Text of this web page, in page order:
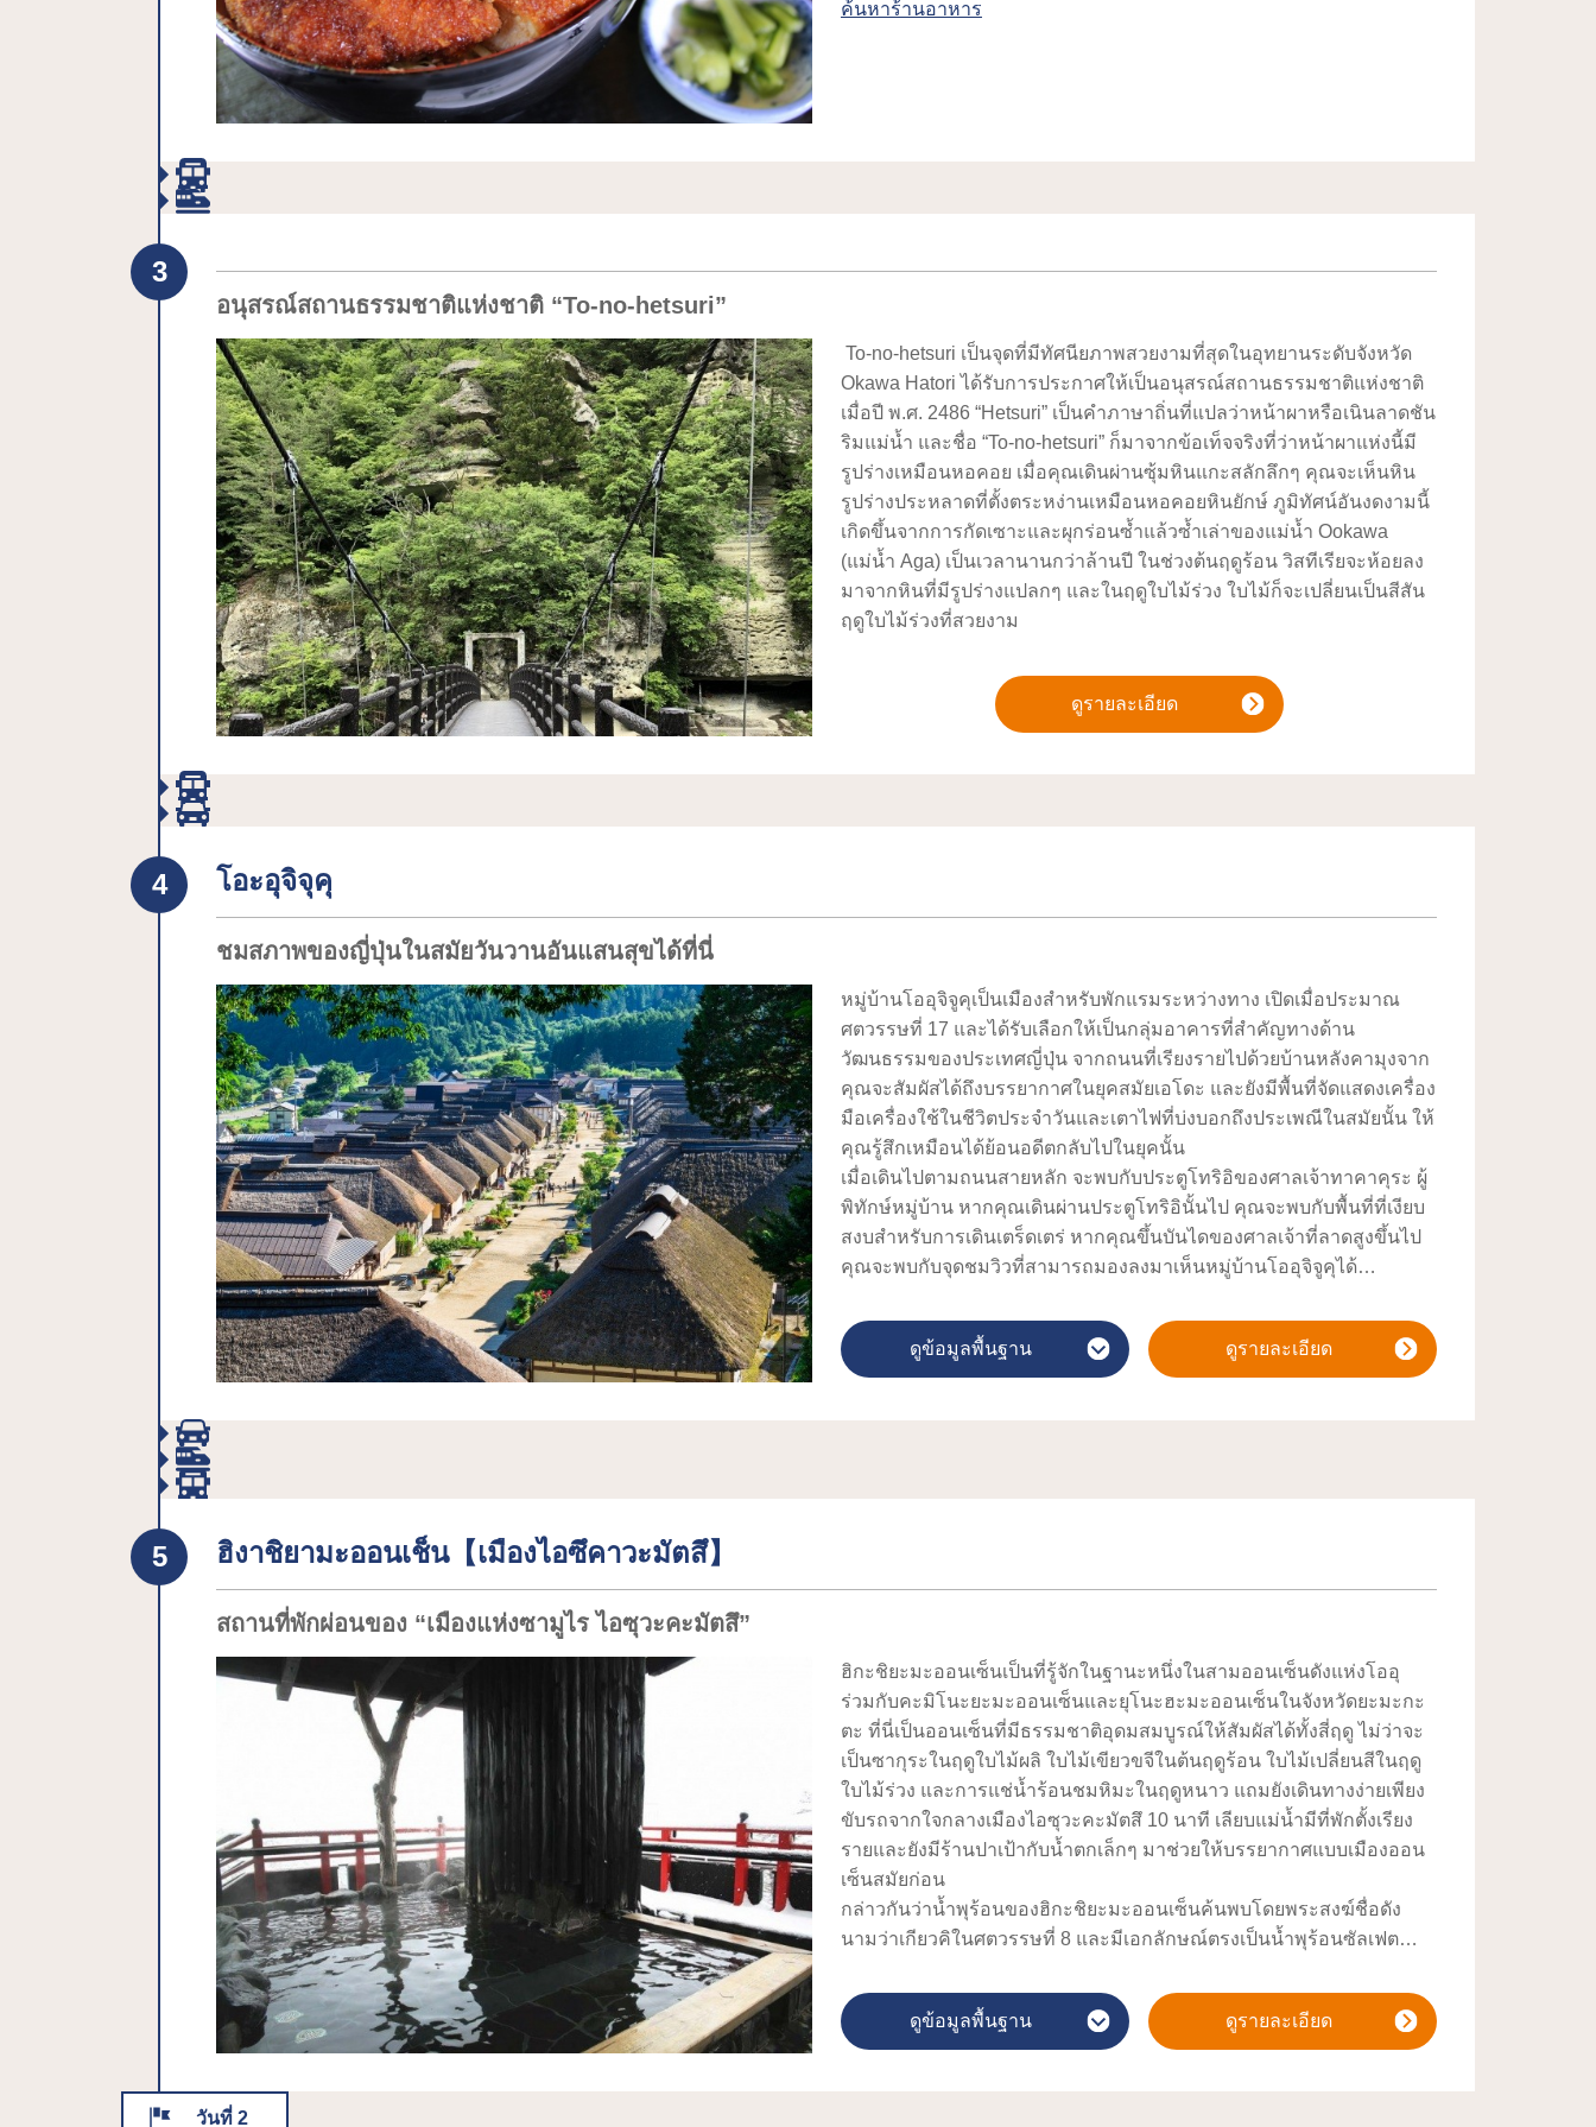
ค้นหาร้านอาหาร
อนุสรณ์สถานธรรมชาติแห่งชาติ “To-no-hetsuri”
To-no-hetsuri เป็นจุดที่มีทัศนียภาพสวยงามที่สุดในอุทยานระดับจังหวัด
Okawa Hatori ได้รับการประกาศให้เป็นอนุสรณ์สถานธรรมชาติแห่งชาติ
เมื่อปี พ.ศ. 2486 “Hetsuri” เป็นคำภาษาถิ่นที่แปลว่าหน้าผาหรือเนินลาดชัน
ริมแม่น้ำ และชื่อ “To-no-hetsuri” ก็มาจากข้อเท็จจริงที่ว่าหน้าผาแห่งนี้มี
รูปร่างเหมือนหอคอย เมื่อคุณเดินผ่านซุ้มหินแกะสลักลึกๆ คุณจะเห็นหิน
รูปร่างประหลาดที่ตั้งตระหง่านเหมือนหอคอยหินยักษ์ ภูมิทัศน์อันงดงามนี้
เกิดขึ้นจากการกัดเซาะและผุกร่อนซ้ำแล้วซ้ำเล่าของแม่น้ำ Ookawa
(แม่น้ำ Aga) เป็นเวลานานกว่าล้านปี ในช่วงต้นฤดูร้อน วิสทีเรียจะห้อยลง
มาจากหินที่มีรูปร่างแปลกๆ และในฤดูใบไม้ร่วง ใบไม้ก็จะเปลี่ยนเป็นสีสัน
ฤดูใบไม้ร่วงที่สวยงาม
ดูรายละเอียด
โอะอุจิจุคุ
ชมสภาพของญี่ปุ่นในสมัยวันวานอันแสนสุขได้ที่นี่
หมู่บ้านโออุจิจูคุเป็นเมืองสำหรับพักแรมระหว่างทาง เปิดเมื่อประมาณ
ศตวรรษที่ 17 และได้รับเลือกให้เป็นกลุ่มอาคารที่สำคัญทางด้าน
วัฒนธรรมของประเทศญี่ปุ่น จากถนนที่เรียงรายไปด้วยบ้านหลังคามุงจาก
คุณจะสัมผัสได้ถึงบรรยากาศในยุคสมัยเอโดะ และยังมีพื้นที่จัดแสดงเครื่อง
มือเครื่องใช้ในชีวิตประจำวันและเตาไฟที่บ่งบอกถึงประเพณีในสมัยนั้น ให้
คุณรู้สึกเหมือนได้ย้อนอดีตกลับไปในยุคนั้น
เมื่อเดินไปตามถนนสายหลัก จะพบกับประตูโทริอิของศาลเจ้าทาคาคุระ ผู้
พิทักษ์หมู่บ้าน หากคุณเดินผ่านประตูโทริอินั้นไป คุณจะพบกับพื้นที่ที่เงียบ
สงบสำหรับการเดินเตร็ดเตร่ หากคุณขึ้นบันไดของศาลเจ้าที่ลาดสูงขึ้นไป
คุณจะพบกับจุดชมวิวที่สามารถมองลงมาเห็นหมู่บ้านโออุจิจูคุได้
อาหารเหล่านั้นจะมูเมนู "เนงิโซบะ" ซึ่งใช้ต้นหอมญี่ปุ่นในการรับประทาน
แทนการใช้ตะเกียบ จะเป็นเมนูที่มีดีทั้งรสชาติและรูปถ่ายที่ถ่ายออกมาด้วย
ดูข้อมูลพื้นฐาน ดูรายละเอียด
ฮิงาชิยามะออนเช็น【เมืองไอซึคาวะมัตสึ】
สถานที่พักผ่อนของ “เมืองแห่งซามูไร ไอซุวะคะมัตสึ”
ฮิกะชิยะมะออนเซ็นเป็นที่รู้จักในฐานะหนึ่งในสามออนเซ็นดังแห่งโออุ
ร่วมกับคะมิโนะยะมะออนเซ็นและยุโนะฮะมะออนเซ็นในจังหวัดยะมะกะ
ตะ ที่นี่เป็นออนเซ็นที่มีธรรมชาติอุดมสมบูรณ์ให้สัมผัสได้ทั้งสี่ฤดู ไม่ว่าจะ
เป็นซากุระในฤดูใบไม้ผลิ ใบไม้เขียวขจีในต้นฤดูร้อน ใบไม้เปลี่ยนสีในฤดู
ใบไม้ร่วง และการแช่น้ำร้อนชมหิมะในฤดูหนาว แถมยังเดินทางง่ายเพียง
ขับรถจากใจกลางเมืองไอซุวะคะมัตสึ 10 นาที เลียบแม่น้ำมีที่พักตั้งเรียง
รายและยังมีร้านปาเป้ากับน้ำตกเล็กๆ มาช่วยให้บรรยากาศแบบเมืองออน
เซ็นสมัยก่อน
กล่าวกันว่าน้ำพุร้อนของฮิกะชิยะมะออนเซ็นค้นพบโดยพระสงฆ์ชื่อดัง
นามว่าเกียวคิในศตวรรษที่ 8 และมีเอกลักษณ์ตรงเป็นน้ำพุร้อนซัลเฟต
โรคผิวหนัง และอื่นๆ น้ำพุร้อนที่ร้อนไม่จัดจะช่วยให้อบอุ่นไปจนถึงภายใน
ของร่างกาย ฮิจิคาตะ โทชิโซแห่งชินเซ็นกุมิเคยมารักษาบาดแผลในช่วง
ดูข้อมูลพื้นฐาน ดูรายละเอียด
วันที่ 2